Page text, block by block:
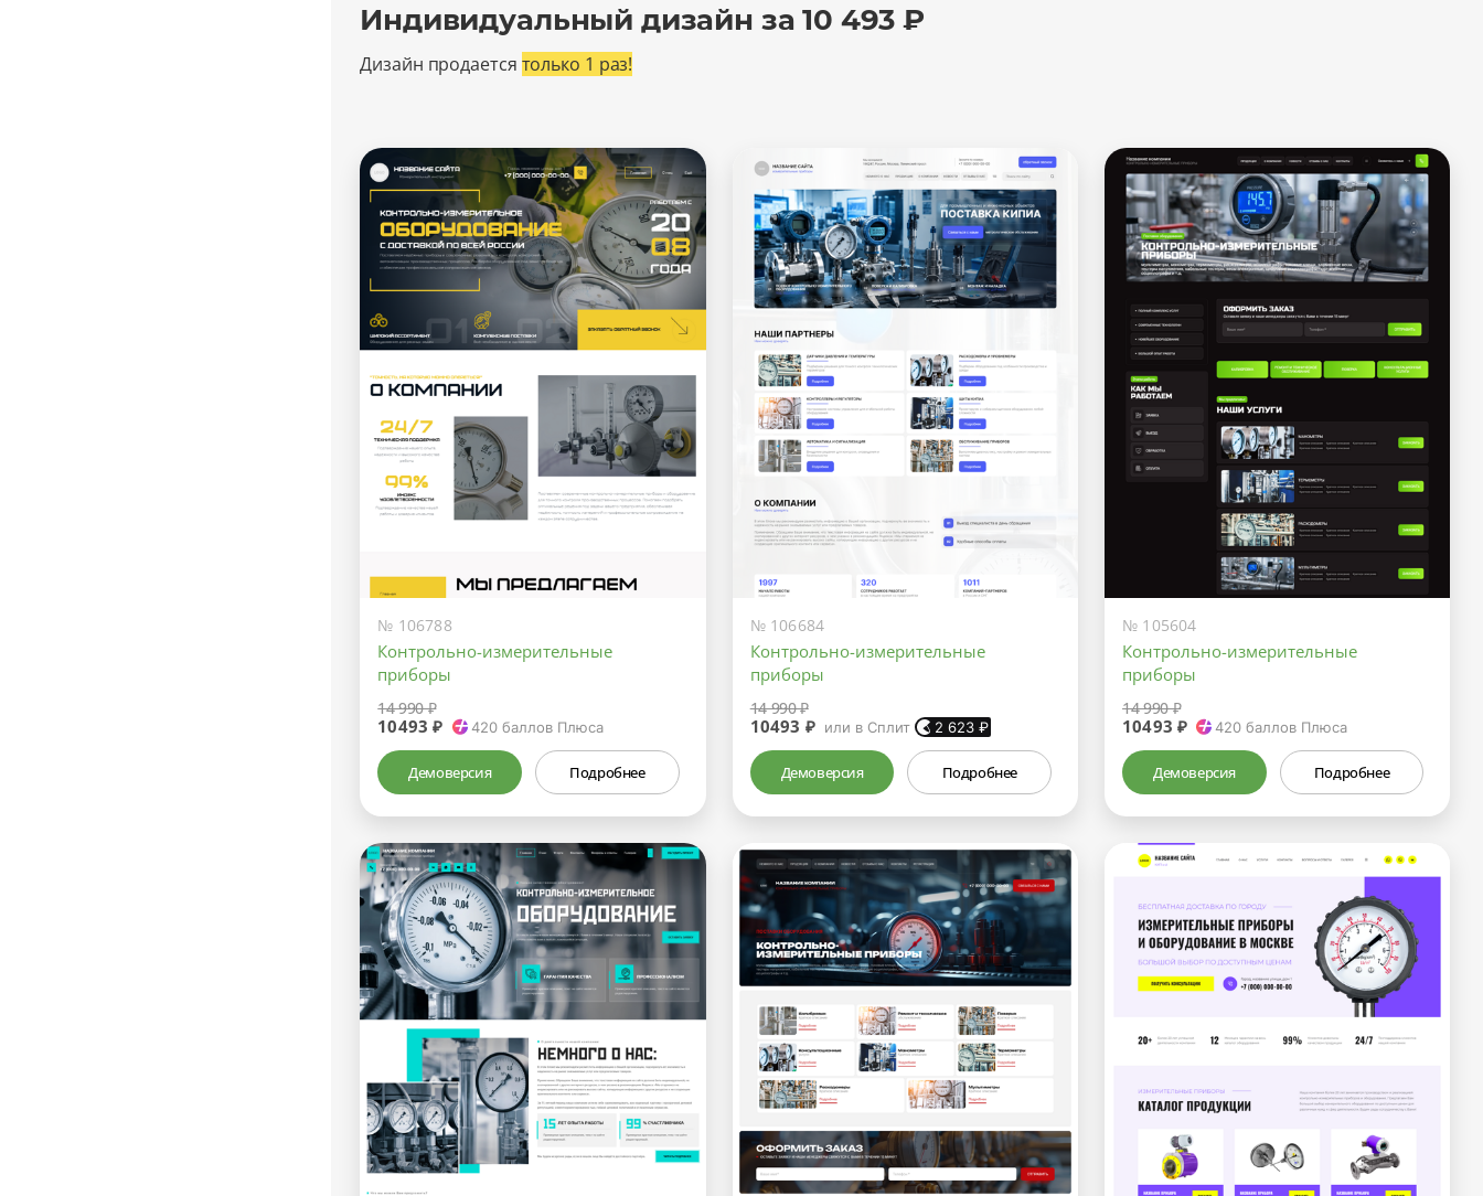
Индивидуальный дизайн за 10 493 ₽
Дизайн продается только 1 раз!
№ 106788
Контрольно-измерительные
приборы
14 990 ₽
10493 ₽ 420баллов Плюса
Демоверсия Подробнее
№ 106684
Контрольно-измерительные
приборы
14 990 ₽
10493 ₽ или в Сплит 2 623 ₽
Демоверсия Подробнее
№ 105604
Контрольно-измерительные
приборы
14 990 ₽
10493 ₽ 420 баллов Плюса
Демоверсия Подробнее